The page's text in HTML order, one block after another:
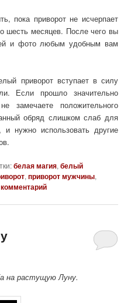
пока приворот не исчерпает
шесть месяцев. После чего вы
и фото любым удобным вам
приворот вступает в силу
Если прошло значительно
положительного
обряд слишком слаб для
и нужно использовать другие
белая магия,белый
,приворот мужчины,
на растущую Луну.